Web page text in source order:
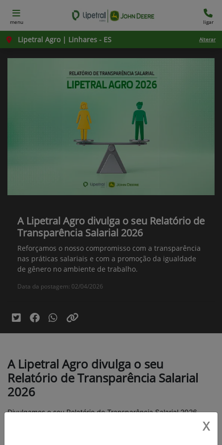
menu ligar
Lipetral Agro | Linhares - ES Alterar
A Lipetral Agro divulga o seu Relatório de
Transparência Salarial 2026
Reforçamos o nosso compromisso com a transparência
nas práticas salariais e com a promoção da igualdade
de gênero no ambiente de trabalho.
Data da postagem: 02/04/2026
A Lipetral Agro divulga o seu
Relatório de Transparência Salarial
2026
Divulgamos o seu Relatório de Transparência Salarial 2026.
X